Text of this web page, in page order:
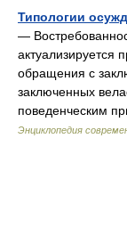
Типологии
—
актуализируется
обращения с
заключенных
поведенческим
Энциклопедия